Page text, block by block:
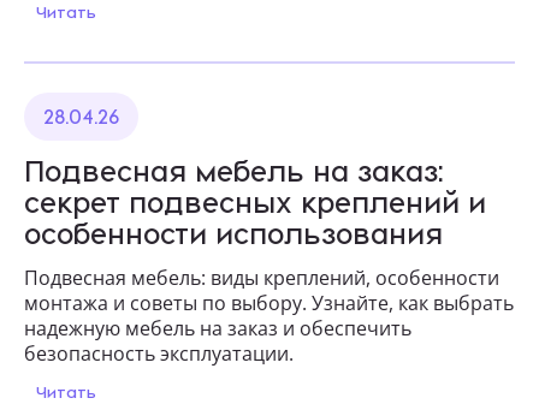
Читать
28.04.26
Подвесная мебель на заказ:
секрет подвесных креплений и
особенности использования
Подвесная мебель: виды креплений, особенности
монтажа и советы по выбору. Узнайте, как выбрать
надежную мебель на заказ и обеспечить
безопасность эксплуатации.
Читать